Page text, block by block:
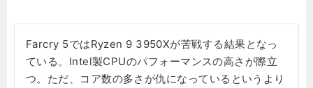
Farcry 5ではRyzen 9 3950Xが苦戦する結果となっ
ている。Intel製CPUのパフォーマンスの高さが際立
つ。ただ、コア数の多さが仇になっているというより